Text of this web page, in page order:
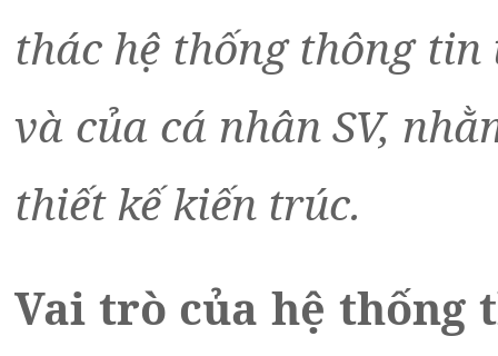
thác hệ thống thông
và của cá nhân SV,
thiết kế kiến trúc.
Vai trò của hệ thống